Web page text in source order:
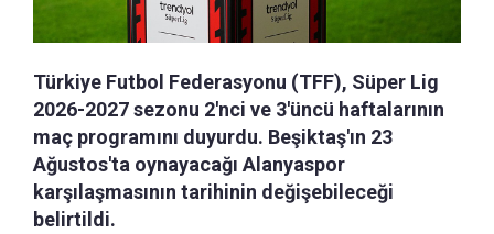
Türkiye Futbol Federasyonu (TFF), Süper Lig
2026-2027 sezonu 2'nci ve 3'üncü haftalarının
maç programını duyurdu. Beşiktaş'ın 23
Ağustos'ta oynayacağı Alanyaspor
karşılaşmasının tarihinin değişebileceği
belirtildi.